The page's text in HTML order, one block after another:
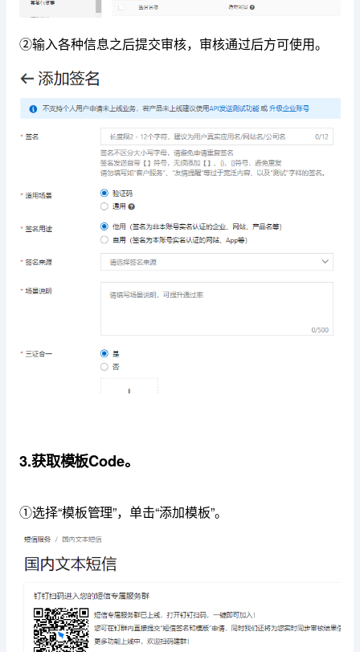
②输入各种信息之后提交审核，审核通过后方可使用。
3.获取模板Code。
①选择“模板管理”，单击“添加模板”。